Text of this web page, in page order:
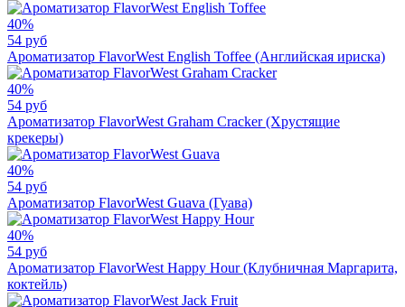
40%
54 руб
Ароматизатор FlavorWest English Toffee (Английская ириска)
40%
54 руб
Ароматизатор FlavorWest Graham Cracker (Хрустящие
крекеры)
40%
54 руб
Ароматизатор FlavorWest Guava (Гуава)
40%
54 руб
Ароматизатор FlavorWest Happy Hour (Клубничная Маргарита,
коктейль)